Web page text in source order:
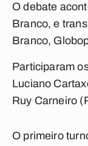
O debate
Branco, e
Branco,
Participaram
Luciano
Ruy Carneiro
O primeiro